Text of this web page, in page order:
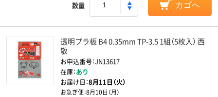
数量 カゴへ
透明プラ板 B4 0.35mm TP-3.5 1組（5枚入） 西
敬
お申込番号：JN13617
在庫：あり
お届け日：8月11日（火）
お急ぎ便：8月10日（月）